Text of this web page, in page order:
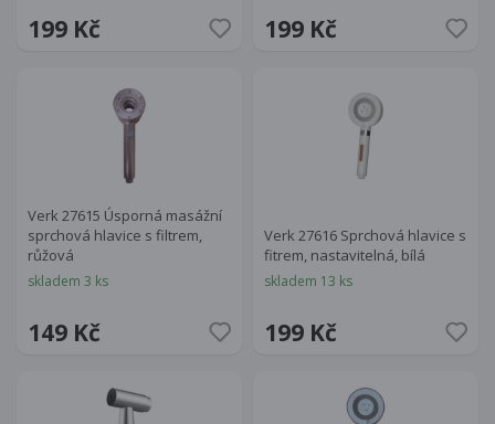
199 Kč 199 Kč
Verk 27615 Úsporná masážní
sprchová hlavice s filtrem,
růžová
skladem 3 ks
149 Kč
Verk 27616 Sprchová hlavice s
fitrem, nastavitelná, bílá
skladem 13 ks
199 Kč